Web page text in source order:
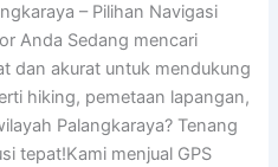
– Pilihan Navigasi
Anda Sedang mencari
dan akurat untuk mendukung
hiking, pemetaan lapangan,
Palangkaraya? Tenang
tepat!Kami menjual GPS